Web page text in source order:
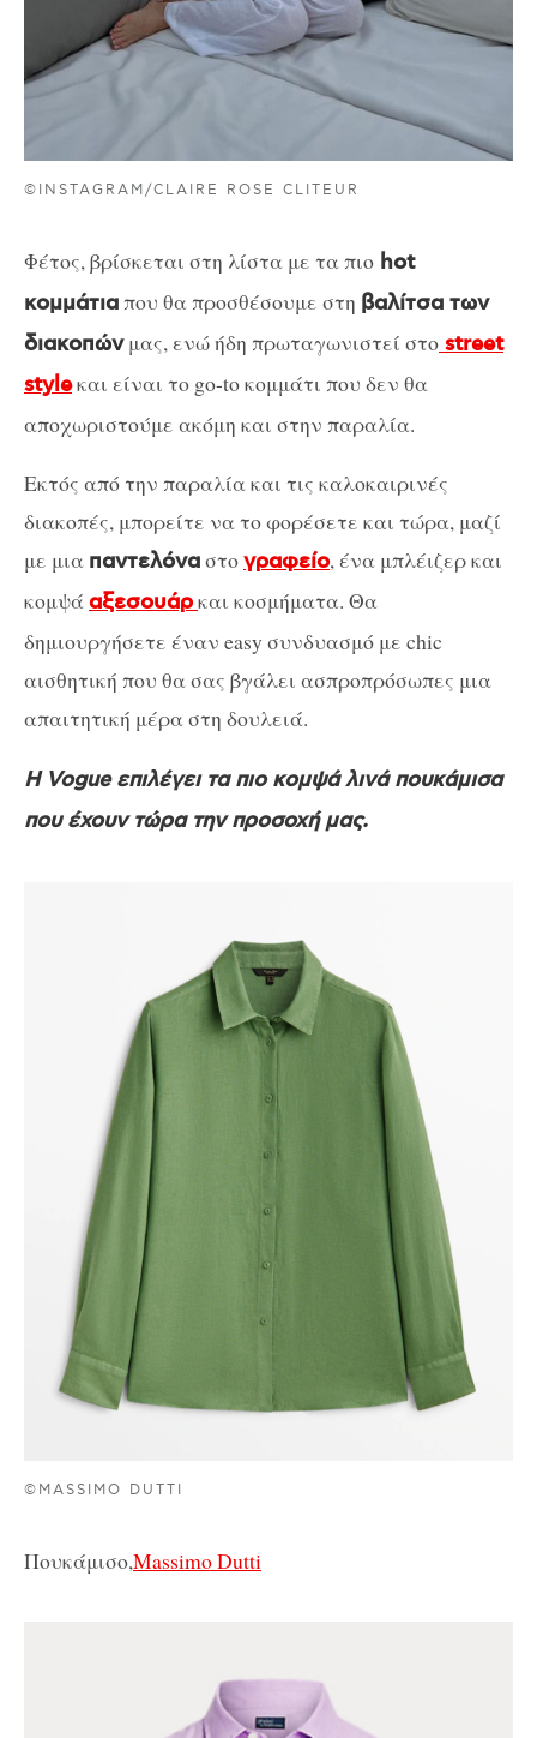
©INSTAGRAM/CLAIRE ROSE CLITEUR
Φέτος, βρίσκεται στη λίστα με τα πιο hot
κομμάτιαπου θα προσθέσουμε στη βαλίτσα των
διακοπώνμας, ενώ ήδη πρωταγωνιστεί στο street
styleκαι είναι το go-to κομμάτι που δεν θα
αποχωριστούμε ακόμη και στην παραλία.
Εκτός από την παραλία και τις καλοκαιρινές
διακοπές, μπορείτε να το φορέσετε και τώρα, μαζί
με μια παντελόναστογραφείο, ένα μπλέιζερ και
κομψάαξεσουάρκαι κοσμήματα. Θα
δημιουργήσετε έναν easy συνδυασμό με chic
αισθητική που θα σας βγάλει ασπροπρόσωπες μια
απαιτητική μέρα στη δουλειά.
Η Vogue επιλέγει τα πιο κομψά λινά πουκάμισα
που έχουν τώρα την προσοχή μας.
©MASSIMO DUTTI
Πουκάμισο,Massimo Dutti